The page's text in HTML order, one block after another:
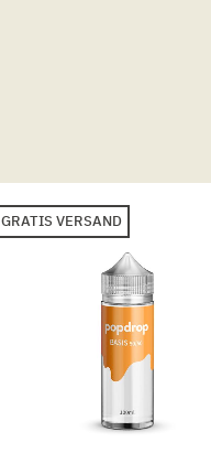
GRATIS VERSAND